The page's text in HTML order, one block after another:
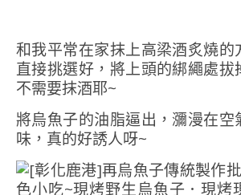
和我平常在家抹上高梁酒炙燒的
直接挑選好，將上頭的綁繩處拔
不需要抹酒耶~
將烏魚子的油脂逼出，瀰漫在空
味，真的好誘人呀~